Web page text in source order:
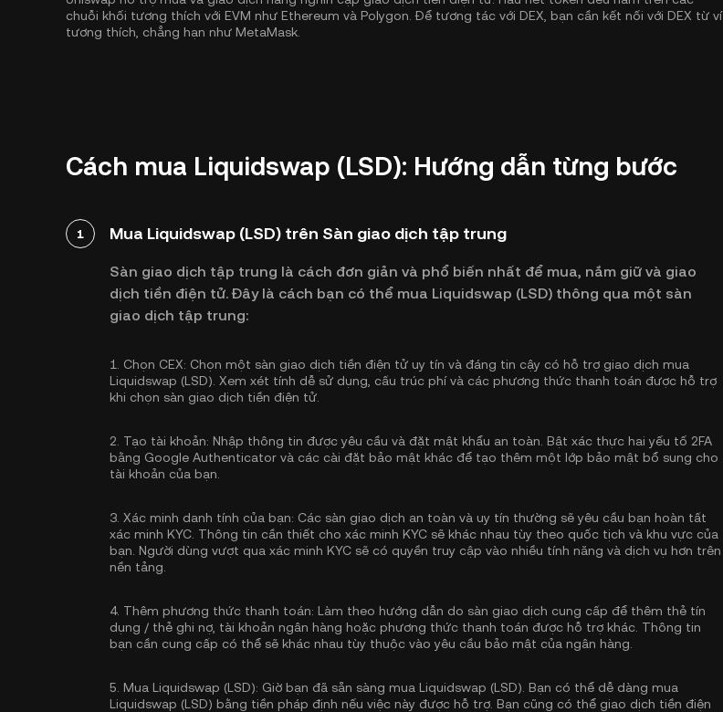
chuỗi khối tương thích với EVM như Ethereum và Polygon . Để tương tác với DEX, bạn cần kết nối với DEX từ ví
tương thích, chẳng hạn như MetaMask.
Cách mua Liquidswap (LSD): Hướng dẫn từng bước
1 Mua Liquidswap (LSD) trên Sàn giao dịch tập trung
Sàn giao dịch tập trung là cách đơn giản và phổ biến nhất để mua, nắm giữ và giao
dịch tiền điện tử. Đây là cách bạn có thể mua Liquidswap (LSD) thông qua một sàn
giao dịch tập trung:
1. Chọn CEX: Chọn một sàn giao dịch tiền điện tử uy tín và đáng tin cậy có hỗ trợ giao dịch mua
Liquidswap (LSD). Xem xét tính dễ sử dụng, cấu trúc phí và các phương thức thanh toán được hỗ trợ
khi chọn sàn giao dịch tiền điện tử.
2. Tạo tài khoản: Nhập thông tin được yêu cầu và đặt mật khẩu an toàn. Bật xác thực hai yếu tố 2FA
bằng Google Authenticator và các cài đặt bảo mật khác để tạo thêm một lớp bảo mật bổ sung cho
tài khoản của bạn.
3. Xác minh danh tính của bạn: Các sàn giao dịch an toàn và uy tín thường sẽ yêu cầu bạn hoàn tất
xác minh KYC . Thông tin cần thiết cho xác minh KYC sẽ khác nhau tùy theo quốc tịch và khu vực của
bạn. Người dùng vượt qua xác minh KYC sẽ có quyền truy cập vào nhiều tính năng và dịch vụ hơn trên
nền tảng.
4. Thêm phương thức thanh toán: Làm theo hướng dẫn do sàn giao dịch cung cấp để thêm thẻ tín
dụng / thẻ ghi nợ, tài khoản ngân hàng hoặc phương thức thanh toán được hỗ trợ khác. Thông tin
bạn cần cung cấp có thể sẽ khác nhau tùy thuộc vào yêu cầu bảo mật của ngân hàng.
5. Mua Liquidswap (LSD): Giờ bạn đã sẵn sàng mua Liquidswap (LSD). Bạn có thể dễ dàng mua
Liquidswap (LSD) bằng tiền pháp định nếu việc này được hỗ trợ. Bạn cũng có thể giao dịch tiền điện